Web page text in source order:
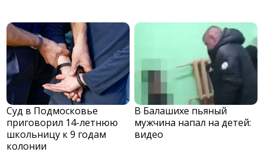
Суд в Подмосковье
приговорил 14-летнюю
школьницу к 9 годам
колонии
В Балашихе пьяный
мужчина напал на детей:
видео